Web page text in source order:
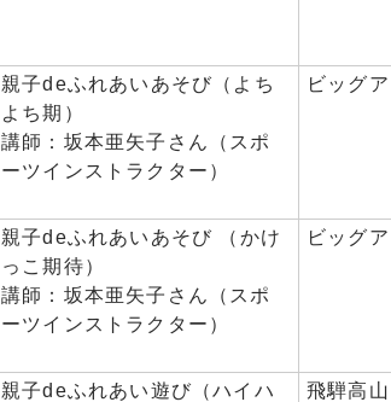
親子deふれあいあそび（よち
よち期）
講師：坂本亜矢子さん（スポ
ーツインストラクター）
ビッグ
親子deふれあいあそび （かけ
っこ期待）
講師：坂本亜矢子さん（スポ
ーツインストラクター）
ビッグ
親子deふれあい遊び（ハイハ
飛騨高